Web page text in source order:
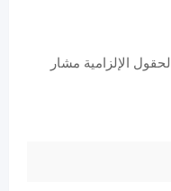
الإلزامية مشار